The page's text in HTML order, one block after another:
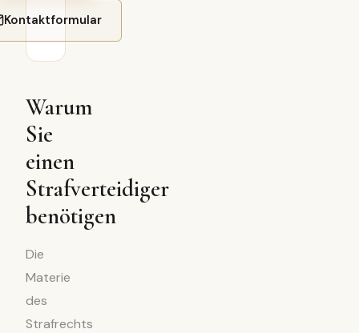
Kontaktformular
Warum
Sie
einen
Strafverteidiger
benötigen
Die
Materie
des
Strafrechts